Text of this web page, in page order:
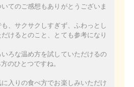
てのご感想もありがとうございま
、サクサクしすぎず、ふわっとし
けるとのこと、とても参考になり
ろな温め方を試していただけるの
のひとつですね。
入りの食べ方でお楽しみいただけ